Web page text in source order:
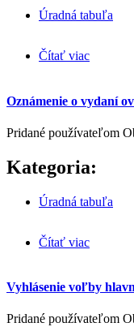
Úradná tabuľa
Čítať viac
Oznámenie o vydaní
Pridané používateľom
Kategoria:
Úradná tabuľa
Čítať viac
Vyhlásenie voľby
Pridané používateľom